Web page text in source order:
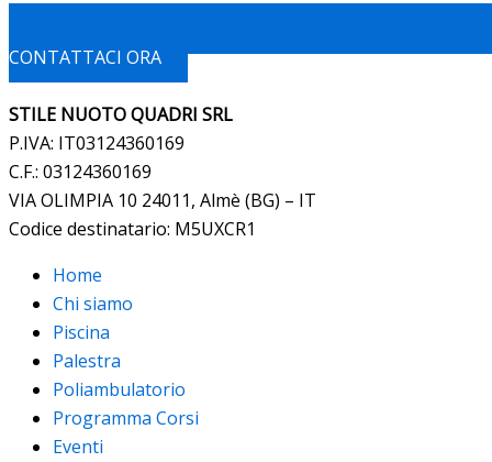
CONTATTACI ORA
STILE NUOTO QUADRI SRL
P.IVA: IT03124360169
C.F.: 03124360169
VIA OLIMPIA 10 24011, Almè (BG) – IT
Codice destinatario: M5UXCR1
Home
Chi siamo
Piscina
Palestra
Poliambulatorio
Programma Corsi
Eventi